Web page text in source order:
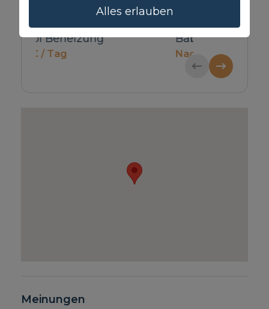
Babybett & Hochstuhl
Nachfragen
Haustier
100€ /
Meinungen
Alles erlauben